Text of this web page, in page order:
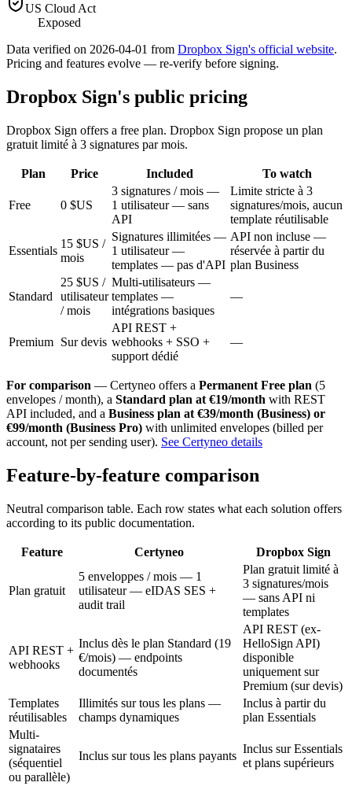
US Cloud Act
Exposed
Data verified on 2026-04-01 from Dropbox Sign's official website.
Pricing and features evolve — re-verify before signing.
Dropbox Sign's public pricing
Dropbox Sign offers a free plan. Dropbox Sign propose un plan
gratuit limité à 3 signatures par mois.
Plan Price Included To watch
Free 0 $US
3 signatures / mois —
1 utilisateur — sans
API
Limite stricte à 3
signatures/mois, aucun
template réutilisable
Essentials
15 $US /
mois
Signatures illimitées —
1 utilisateur —
templates — pas d'API
API non incluse —
réservée à partir du
plan Business
Standard
25 $US /
utilisateur
/ mois
Multi-utilisateurs —
templates —
intégrations basiques
—
Premium Sur devis
API REST +
webhooks + SSO +
support dédié
—
For comparison — Certyneo offers a Permanent Free plan (5
envelopes / month), a Standard plan at €19/month with REST
API included, and a Business plan at €39/month (Business) or
€99/month (Business Pro) with unlimited envelopes (billed per
account, not per sending user). See Certyneo details
Feature-by-feature comparison
Neutral comparison table. Each row states what each solution offers
according to its public documentation.
Feature Certyneo Dropbox Sign
Plan gratuit
5 enveloppes / mois — 1
utilisateur — eIDAS SES +
audit trail
Plan gratuit limité à
3 signatures/mois
— sans API ni
templates
API REST +
webhooks
Inclus dès le plan Standard (19
€/mois) — endpoints
documentés
API REST (ex-
HelloSign API)
disponible
uniquement sur
Premium (sur devis)
Templates
réutilisables
Illimités sur tous les plans —
champs dynamiques
Inclus à partir du
plan Essentials
Multi-
signataires
(séquentiel
ou parallèle)
Inclus sur tous les plans payants
Inclus sur Essentials
et plans supérieurs